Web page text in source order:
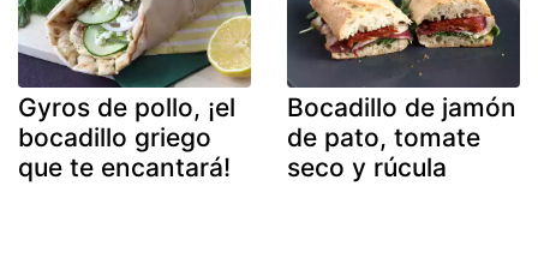
Gyros de pollo, ¡el
bocadillo griego
que te encantará!
Bocadillo de jamón
de pato, tomate
seco y rúcula